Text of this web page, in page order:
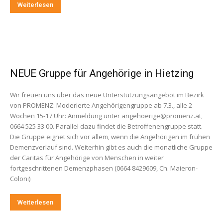
Weiterlesen
NEUE Gruppe für Angehörige in Hietzing
Wir freuen uns über das neue Unterstützungsangebot im Bezirk
von PROMENZ: Moderierte Angehörigengruppe ab 7.3., alle 2
Wochen 15-17 Uhr: Anmeldung unter angehoerige@promenz.at,
0664 525 33 00. Parallel dazu findet die Betroffenengruppe statt.
Die Gruppe eignet sich vor allem, wenn die Angehörigen im frühen
Demenzverlauf sind. Weiterhin gibt es auch die monatliche Gruppe
der Caritas für Angehörige von Menschen in weiter
fortgeschrittenen Demenzphasen (0664 8429609, Ch. Maieron-
Coloni)
Weiterlesen